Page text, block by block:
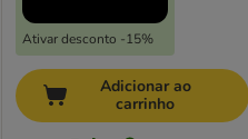
Ativar desconto -15%
Adicionar ao
carrinho